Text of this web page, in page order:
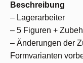
Beschreibung
– Lagerarbeiter
– 5 Figuren +
– Änderungen der
Formvarianten